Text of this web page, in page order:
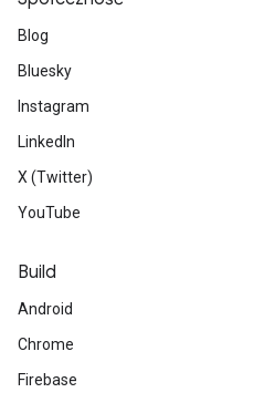
Blog
Bluesky
Instagram
LinkedIn
X (Twitter)
YouTube
Build
Android
Chrome
Firebase